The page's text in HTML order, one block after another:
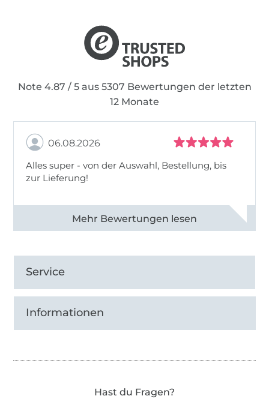
Note 4.87 / 5 aus 5307 Bewertungen der letzten
12 Monate
06.08.2026
Alles super - von der Auswahl, Bestellung, bis
zur Lieferung!
Alle 82968 Bewertungen ansehen
Service
Informationen
Hast du Fragen?